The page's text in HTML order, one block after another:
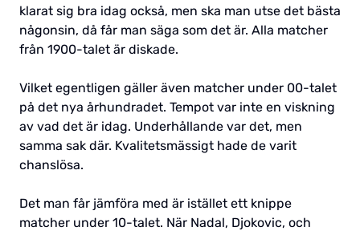
klarat sig bra idag också, men ska man utse det bästa
någonsin, då får man säga som det är. Alla matcher
från 1900-talet är diskade.
Vilket egentligen gäller även matcher under 00-talet
på det nya århundradet. Tempot var inte en viskning
av vad det är idag. Underhållande var det, men
samma sak där. Kvalitetsmässigt hade de varit
chanslösa.
Det man får jämföra med är istället ett knippe
matcher under 10-talet. När Nadal, Djokovic, och